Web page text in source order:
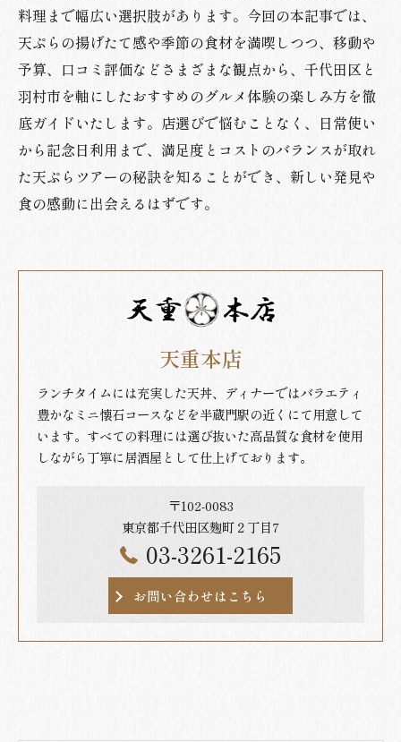
料理まで幅広い選択肢があります。今回の本記事では、
天ぷらの揚げたて感や季節の食材を満喫しつつ、移動や
予算、口コミ評価などさまざまな観点から、千代田区と
羽村市を軸にしたおすすめのグルメ体験の楽しみ方を徹
底ガイドいたします。店選びで悩むことなく、日常使い
から記念日利用まで、満足度とコストのバランスが取れ
た天ぷらツアーの秘訣を知ることができ、新しい発見や
食の感動に出会えるはずです。
天重本店
ランチタイムには充実した天丼、ディナーではバラエティ
豊かなミニ懐石コースなどを半蔵門駅の近くにて用意して
います。すべての料理には選び抜いた高品質な食材を使用
しながら丁寧に居酒屋として仕上げております。
〒102-0083
東京都千代田区麹町２丁目7
03-3261-2165
お問い合わせはこちら